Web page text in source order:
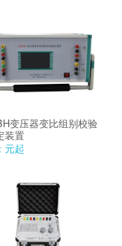
变压器变比组别校验
装置
元起